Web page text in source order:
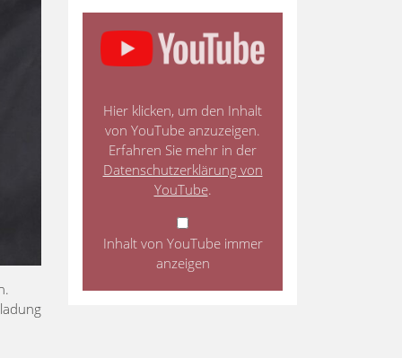
Hier klicken, um den Inhalt
von YouTube anzuzeigen.
Erfahren Sie mehr in der
Datenschutzerklärung von
YouTube.
Inhalt von YouTube immer
anzeigen